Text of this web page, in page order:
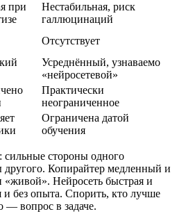
при
Нестабильная, риск
галлюцинаций
Отсутствует
Усреднённый, узнаваемо
«нейросетевой»
Практически
неограниченное
Ограничена датой
обучения
сильные стороны одного
другого. Копирайтер медленный и
«живой». Нейросеть быстрая и
и без опыта. Спорить, кто лучше
— вопрос в задаче.